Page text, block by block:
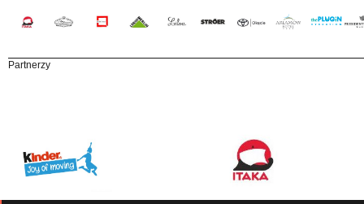
Partnerzy